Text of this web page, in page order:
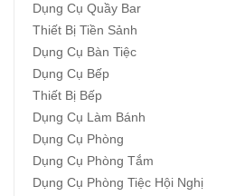
Dụng Cụ Quầy Bar
Thiết Bị Tiền Sảnh
Dụng Cụ Bàn Tiệc
Dụng Cụ Bếp
Thiết Bị Bếp
Dụng Cụ Làm Bánh
Dụng Cụ Phòng
Dụng Cụ Phòng Tắm
Dụng Cụ Phòng Tiệc Hội Nghị